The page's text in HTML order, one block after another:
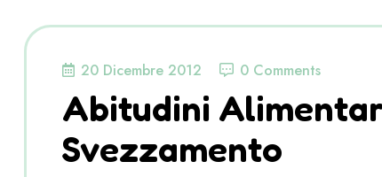
20 Dicembre 2012 0 Comments
Abitudini
Svezzamento